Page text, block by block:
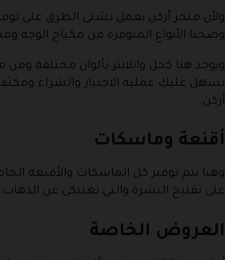
ولأن متجر أركن يعمل بشتى الطرق على
وضحنا الأنواع المتوفرة من مكياج الوجه
ويوجد هنا كحل وايلاينر بألوان مختلفة
تسهل عليكِ عملية الاختيار والشراء
أركن.
أقنعة وماسكات
وهنا يتم توفير كل الماسكات والأقنعة
على تفتيح البشرة والتى تغنيكى عن الذهاب
العروض الخاصة